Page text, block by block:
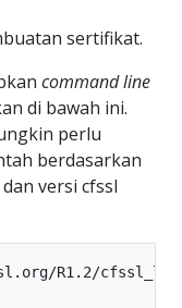
sertifikat.
command line
di bawah ini.
perlu
berdasarkan
versi cfssl
R1.2/